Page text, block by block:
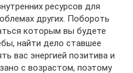
ресурсов для
других. Побороть
которым вы будете
найти дело ставшее
вас энергией позитива и
с возрастом, поэтому